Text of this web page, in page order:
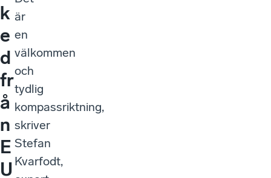
k
e
d
fr
å
n
E
U
är
en
välkommen
och
tydlig
kompassriktning,
skriver
Stefan
Kvarfodt,